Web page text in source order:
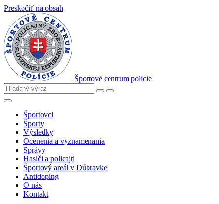
Preskočiť na obsah
Športové centrum polície
Športovci
Športy
Výsledky
Ocenenia a vyznamenania
Správy
Hasiči a policajti
Športový areál v Dúbravke
Antidoping
O nás
Kontakt